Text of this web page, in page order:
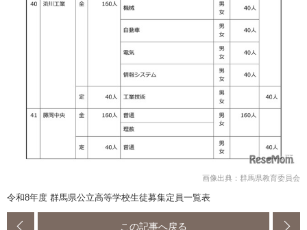
画像出典：群馬県教育委員会
令和8年度 群馬県公立高等学校生徒募集定員一覧表
この記事へ戻る